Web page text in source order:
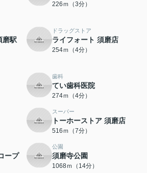
226ｍ（3分）
磨駅
ドラッグストア
ライフォート 須磨店
254ｍ（4分）
歯科
てい歯科医院
274ｍ（4分）
スーパー
トーホーストア 須磨店
516ｍ（7分）
ープ
公園
須磨寺公園
1068ｍ（14分）